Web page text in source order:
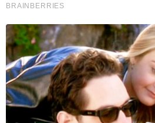
BRAINBERRIES